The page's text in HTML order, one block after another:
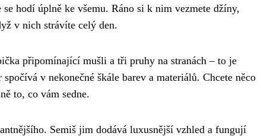
hodí úplně ke všemu. Ráno si k nim vezmete džíny,
v nich strávíte celý den.
připomínající mušli a tři pruhy na stranách – to je
v nekonečné škále barev a materiálů. Chcete něco
to, co vám sedne.
Semiš jim dodává luxusnější vzhled a fungují